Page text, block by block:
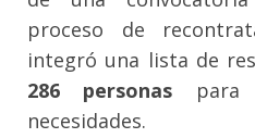
proceso de
integró una lista de
286 personas para
necesidades.